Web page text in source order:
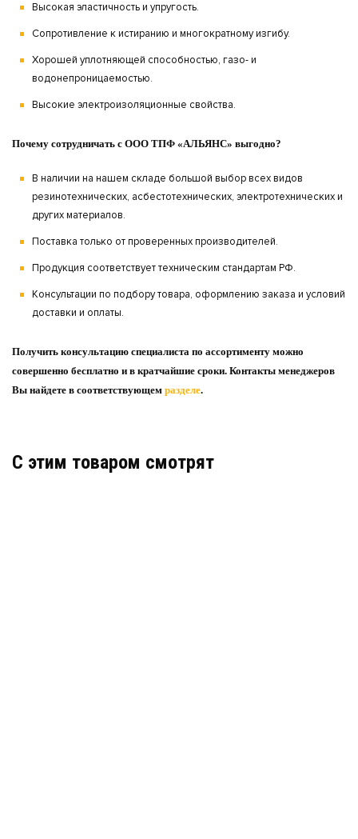
Высокая эластичность и упругость.
Сопротивление к истиранию и многократному изгибу.
Хорошей уплотняющей способностью, газо- и
водонепроницаемостью.
Высокие электроизоляционные свойства.
Почему сотрудничать с ООО ТПФ «АЛЬЯНС» выгодно?
В наличии на нашем складе большой выбор всех видов
резинотехнических, асбестотехнических, электротехнических и
других материалов.
Поставка только от проверенных производителей.
Продукция соответствует техническим стандартам РФ.
Консультации по подбору товара, оформлению заказа и условий
доставки и оплаты.
Получить консультацию специалиста по ассортименту можно
совершенно бесплатно и в кратчайшие сроки. Контакты менеджеров
Вы найдете в соответствующем разделе.
C этим товаром смотрят